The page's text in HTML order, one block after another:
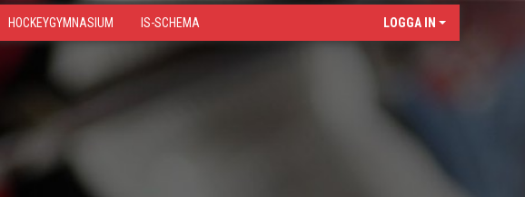
HOCKEYGYMNASIUM IS-SCHEMA LOGGA IN